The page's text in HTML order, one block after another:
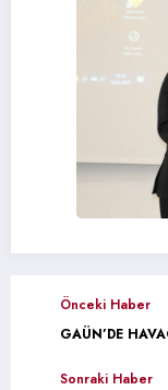
Önceki Haber
GAÜN’DE
Sonraki Haber